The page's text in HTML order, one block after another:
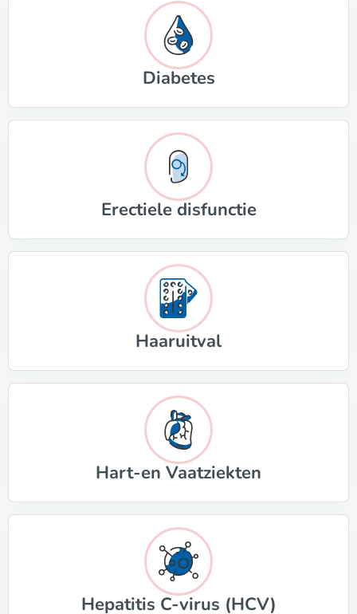
Diabetes
Erectiele disfunctie
Haaruitval
Hart-en Vaatziekten
Hepatitis C-virus (HCV)